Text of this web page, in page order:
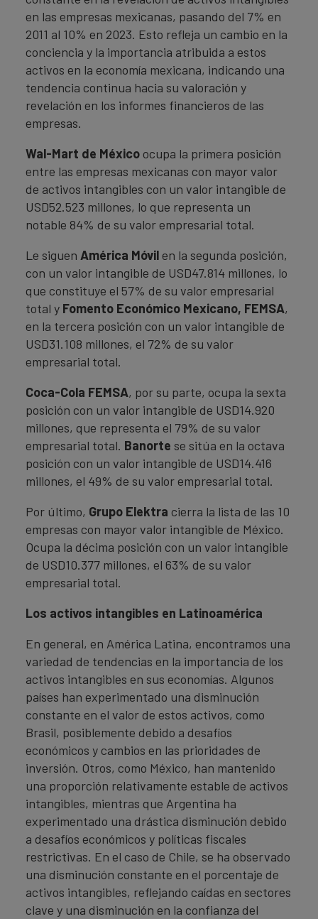
en las empresas mexicanas, pasando del 7% en
2011 al 10% en 2023. Esto refleja un cambio en la
conciencia y la importancia atribuida a estos
activos en la economía mexicana, indicando una
tendencia continua hacia su valoración y
revelación en los informes financieros de las
empresas.
Wal-Mart de México ocupa la primera posición
entre las empresas mexicanas con mayor valor
de activos intangibles con un valor intangible de
USD52.523 millones, lo que representa un
notable 84% de su valor empresarial total.
Le siguen América Móvil en la segunda posición,
con un valor intangible de USD47.814 millones, lo
que constituye el 57% de su valor empresarial
total y Fomento Económico Mexicano, FEMSA,
en la tercera posición con un valor intangible de
USD31.108 millones, el 72% de su valor
empresarial total.
Coca-Cola FEMSA, por su parte, ocupa la sexta
posición con un valor intangible de USD14.920
millones, que representa el 79% de su valor
empresarial total. Banorte se sitúa en la octava
posición con un valor intangible de USD14.416
millones, el 49% de su valor empresarial total.
Por último, Grupo Elektra cierra la lista de las 10
empresas con mayor valor intangible de México.
Ocupa la décima posición con un valor intangible
de USD10.377 millones, el 63% de su valor
empresarial total.
Los activos intangibles en Latinoamérica
En general, en América Latina, encontramos una
variedad de tendencias en la importancia de los
activos intangibles en sus economías. Algunos
países han experimentado una disminución
constante en el valor de estos activos, como
Brasil, posiblemente debido a desafíos
económicos y cambios en las prioridades de
inversión. Otros, como México, han mantenido
una proporción relativamente estable de activos
intangibles, mientras que Argentina ha
experimentado una drástica disminución debido
a desafíos económicos y políticas fiscales
restrictivas. En el caso de Chile, se ha observado
una disminución constante en el porcentaje de
activos intangibles, reflejando caídas en sectores
clave y una disminución en la confianza del